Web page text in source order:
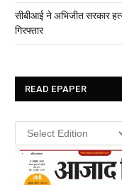
सीबीआई ने अभिजीत सरकार
गिरफ्तार
READ EPAPER